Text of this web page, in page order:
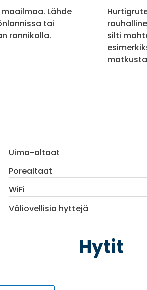
Lähde
tai
rannikolla.
silti
Uima-altaat
Porealtaat
WiFi
Väliovellisia hyttejä
Hytit